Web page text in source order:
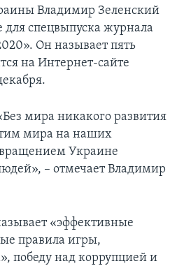
Владимир Зеленский
для спецвыпуска журнала
Он называет пять
на Интернет-сайте
мира никакого развития
мира на наших
Украине
– отмечает Владимир
«эффективные
правила игры,
победу над коррупцией и